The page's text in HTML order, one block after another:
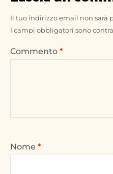
Il tuo indirizzo email non sarà
I campi obbligatori sono
Commento *
Nome *